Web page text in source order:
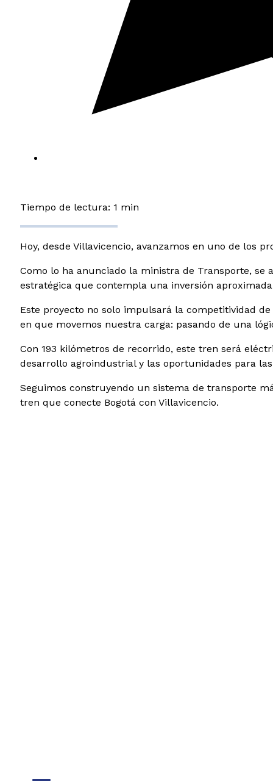
Tiempo de lectura: 1 min
Hoy, desde Villavicencio, avanzamos en uno de los
Como lo ha anunciado la ministra de Transporte,
estratégica que contempla una inversión
Este proyecto no solo impulsará la competitividad
en que movemos nuestra carga: pasando de una
Con 193 kilómetros de recorrido, este tren será
desarrollo agroindustrial y las oportunidades para
Seguimos construyendo un sistema de transporte
tren que conecte Bogotá con Villavicencio.